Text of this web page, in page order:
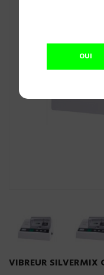
OUI
VIBREUR SILVERMIX